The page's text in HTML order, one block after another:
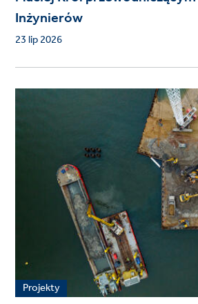
Inżynierów
23 lip 2026
Projekty